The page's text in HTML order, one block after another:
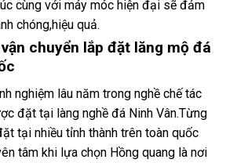
cùng với máy móc hiện đại sẽ đảm
chóng,hiệu quả.
chuyển lắp đặt lăng mộ đá
nghiệm lâu năm trong nghề chế tác
đặt tại làng nghề đá Ninh Vân.Từng
tại nhiều tỉnh thành trên toàn quốc
tâm khi lựa chọn Hồng quang là nơi